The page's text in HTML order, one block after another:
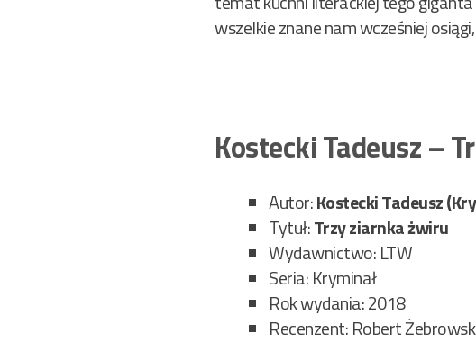
wszelkie znane nam wcześniej
Kostecki Tadeusz –
Autor:Kostecki Tadeusz
Tytuł:Trzy ziarnka żwiru
Wydawnictwo: LTW
Seria: Kryminał
Rok wydania: 2018
Recenzent: Robert